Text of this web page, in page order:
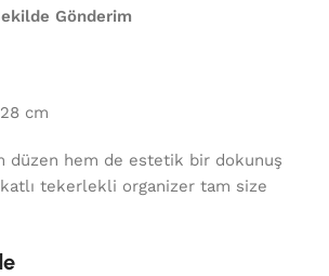
Gönderim
cm
düzen hem de estetik bir dokunuş
katlı tekerlekli organizer tam size